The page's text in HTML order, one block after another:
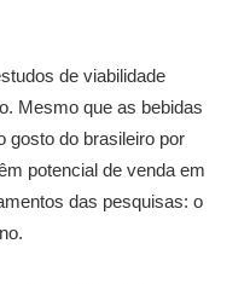
de viabilidade
Mesmo que as bebidas
gosto do brasileiro por
potencial de venda em
das pesquisas: o